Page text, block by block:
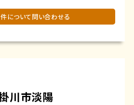
について問い合わせる
川市淡陽